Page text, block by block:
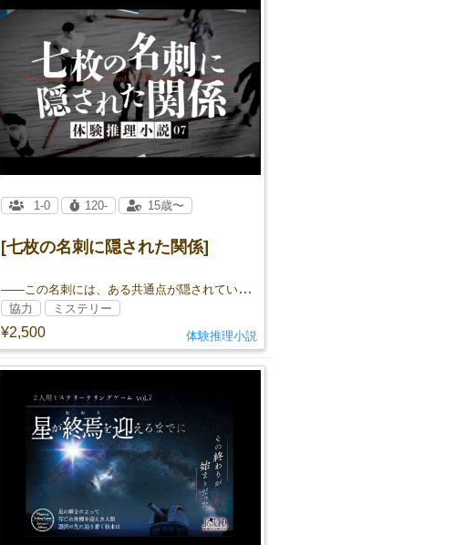
[七枚の名刺に隠された関係]
――この名刺には、ある共通点が隠されています。
¥2,500
1-0 120- 15歳〜
協力 ミステリー
体験推理小説